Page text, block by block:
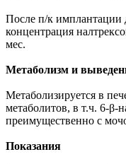
После п/к имплантации
концентрация
мес.
Метаболизм и
Метаболизируется в
метаболитов, в т.ч. 6-β-
преимущественно с
Показания